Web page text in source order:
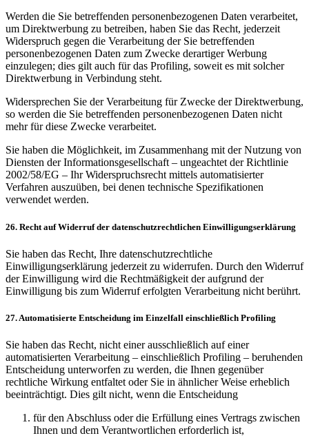
Werden die Sie betreffenden personenbezogenen Daten verarbeitet,
um Direktwerbung zu betreiben, haben Sie das Recht, jederzeit
Widerspruch gegen die Verarbeitung der Sie betreffenden
personenbezogenen Daten zum Zwecke derartiger Werbung
einzulegen; dies gilt auch für das Profiling, soweit es mit solcher
Direktwerbung in Verbindung steht.
Widersprechen Sie der Verarbeitung für Zwecke der Direktwerbung,
so werden die Sie betreffenden personenbezogenen Daten nicht
mehr für diese Zwecke verarbeitet.
Sie haben die Möglichkeit, im Zusammenhang mit der Nutzung von
Diensten der Informationsgesellschaft – ungeachtet der Richtlinie
2002/58/EG – Ihr Widerspruchsrecht mittels automatisierter
Verfahren auszuüben, bei denen technische Spezifikationen
verwendet werden.
26. Recht auf Widerruf der datenschutzrechtlichen Einwilligungserklärung
Sie haben das Recht, Ihre datenschutzrechtliche
Einwilligungserklärung jederzeit zu widerrufen. Durch den Widerruf
der Einwilligung wird die Rechtmäßigkeit der aufgrund der
Einwilligung bis zum Widerruf erfolgten Verarbeitung nicht berührt.
27. Automatisierte Entscheidung im Einzelfall einschließlich Profiling
Sie haben das Recht, nicht einer ausschließlich auf einer
automatisierten Verarbeitung – einschließlich Profiling – beruhenden
Entscheidung unterworfen zu werden, die Ihnen gegenüber
rechtliche Wirkung entfaltet oder Sie in ähnlicher Weise erheblich
beeinträchtigt. Dies gilt nicht, wenn die Entscheidung
für den Abschluss oder die Erfüllung eines Vertrags zwischen
Ihnen und dem Verantwortlichen erforderlich ist,